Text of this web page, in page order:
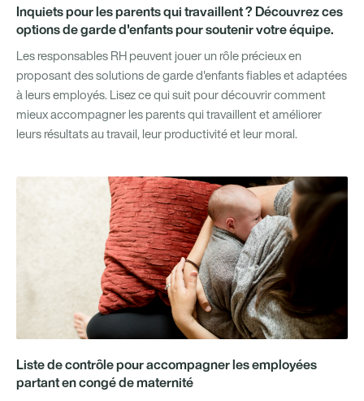
Inquiets pour les parents qui travaillent ? Découvrez ces
options de garde d'enfants pour soutenir votre équipe.
Les responsables RH peuvent jouer un rôle précieux en
proposant des solutions de garde d'enfants fiables et adaptées
à leurs employés. Lisez ce qui suit pour découvrir comment
mieux accompagner les parents qui travaillent et améliorer
leurs résultats au travail, leur productivité et leur moral.
Liste de contrôle pour accompagner les employées
partant en congé de maternité